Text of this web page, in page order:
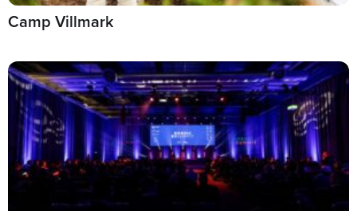
Camp Villmark